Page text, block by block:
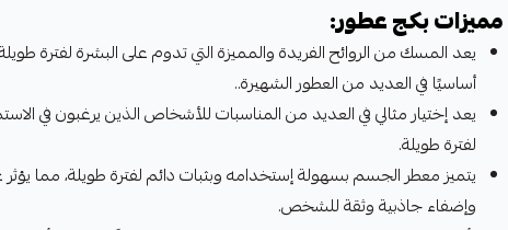
مميزات بكج عطور:
يعد المسك من الروائح الفريدة والمميزة التي تدوم على البشرة لفترة
أساسيًا في العديد من العطور الشهيرة..
يعد إختيار مثالي في العديد من المناسبات للأشخاص الذين يرغبون في
لفترة طويلة.
يتميز معطر الجسم بسهولة إستخدامه وبثبات دائم لفترة طويلة، مما
وإضفاء جاذبية وثقة للشخص.